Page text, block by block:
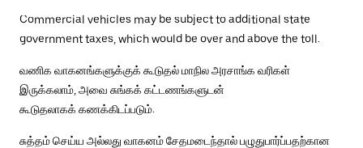
Commercial vehicles may be subject to additional state
government taxes, which would be over and above the toll.
வணிக வாகனங்களுக்குக் கூடுதல் மாநில அரசாங்க வரிகள்
இருக்கலாம், அவை சுங்கக் கட்டணங்களுடன்
கூடுதலாகக் கணக்கிடப்படும்.
சுத்தம் செய்ய அல்லது வாகனம் சேதமடைந்தால் பழுதுபார்ப்பதற்கான